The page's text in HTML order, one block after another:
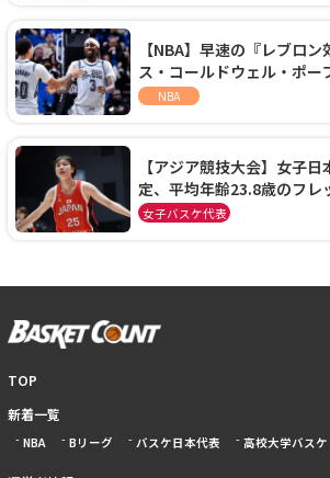
【NBA】早速の『レブロ
ス・コールドウェル・ポー
ーズに1年契約で加入
NBA
【アジア競技大会】女子
定、平均年齢23.8歳のフレ
本開催の大舞台で頂点を狙う
女子バスケ代表
TOP
新着一覧
NBA Bリーグ バスケ日本代表 高校大学バス